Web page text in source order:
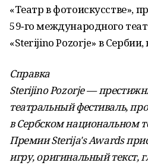
«Театр в фотоискусстве»,
59‑го международного
«Sterijino Pozorje» в Сербии,
Справка
Sterijino Pozorje —
театральный фестиваль,
в Сербском национальном
Премии Sterija's Awards
игру, оригинальный текст,